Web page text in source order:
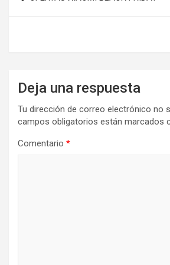
Deja una respuesta
Tu dirección de correo electrónico no
campos obligatorios están marcados
Comentario *